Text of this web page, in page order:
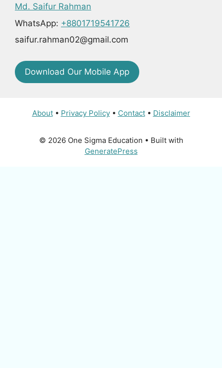
Md. Saifur Rahman
WhatsApp: +8801719541726
saifur.rahman02@gmail.com
Download Our Mobile App
About• Privacy Policy• Contact• Disclaimer
© 2026 One Sigma Education • Built with
GeneratePress